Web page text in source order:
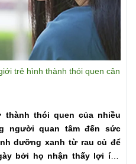
trẻ hình thành thói quen cân
thành thói quen của nhiều
người quan tâm đến sức
dưỡng xanh từ rau củ để
bởi họ nhận thấy lợi ích